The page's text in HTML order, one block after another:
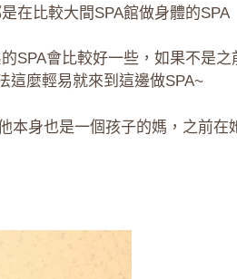
在比較大間SPA館做身體的SPA
SPA會比較好一些，如果不是
這麼輕易就來到這邊做SPA~
本身也是一個孩子的媽，之前在